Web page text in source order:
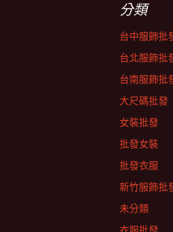
分類
台中服飾批
台北服飾批
台南服飾批
大尺碼批發
女裝批發
批發女裝
批發衣服
新竹服飾批
未分類